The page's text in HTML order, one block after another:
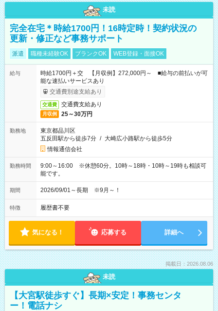
未読
完全在宅＊時給1700円！16時定時！契約状況の
更新・修正など事務サポート
派遣 職種未経験OK ブランクOK WEB登録・面接OK
給与
時給1700円＋交 【月収例】272,000円～ ■給与の前払いが可
能な速払いサービスあり
交通費別途支給あり
交通費 交通費支給あり
月収例 25～30万円
勤務地
東京都品川区
五反田駅から徒歩7分 / 大崎広小路駅から徒歩5分
情報通信会社
勤務時間
9:00～16:00 ※休憩60分。10時～18時・10時～19時も相談可
能です。
期間 2026/09/01～長期 ※9月～！
特徴 履歴書不要
気になる！ 応募する 詳細へ
掲載日：2026.08.06
未読
【大宮駅徒歩すぐ】長期×安定！事務センタ
ー！電話ナシ